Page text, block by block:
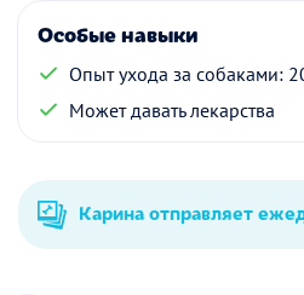
Особые навыки
Опыт ухода за собаками:
Может давать лекарства
Карина отправляет